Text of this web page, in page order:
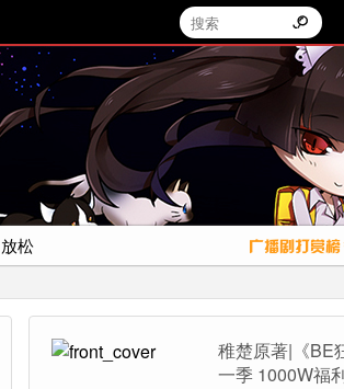
放松
稚楚原著|《BE
一季 1000W福